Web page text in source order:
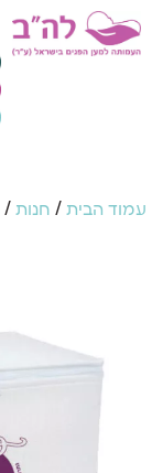
עמוד הבית / חנות /